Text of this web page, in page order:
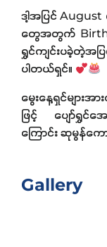
ဒါ့အပြင်
တွေအတွက်
ရွှင်ကျင်းပခဲ့တဲ့အပ
ပါတယ်ရှင်။
မွေးနေ့ရှင်များအ
ဖြင့် ပျော်ရွှင်အ
ကြောင်း ဆုမွန်က
Gallery